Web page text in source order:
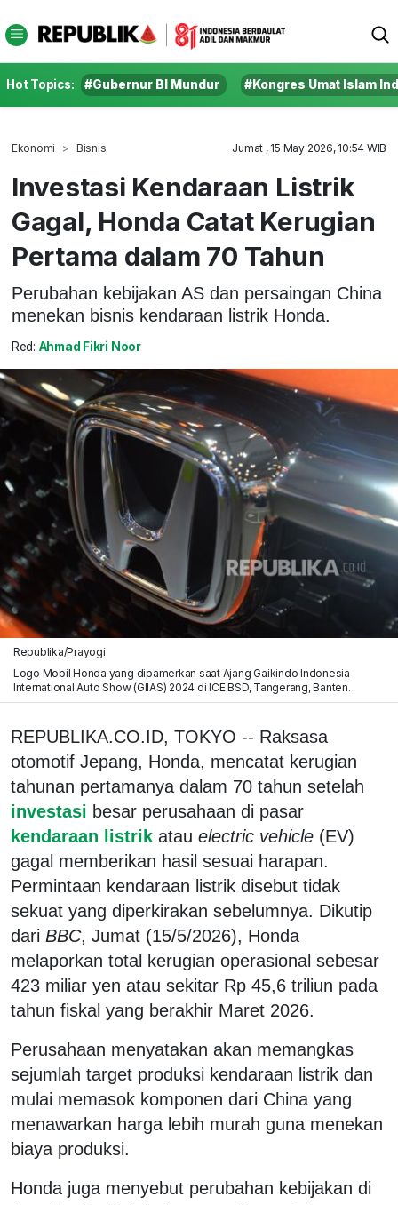
Hot Topics: #Gubernur BI Mundur #Kongres Umat Islam
Ekonomi Bisnis Jumat , 15 May 2026, 10:54 WIB
Investasi Kendaraan Listrik
Gagal, Honda Catat Kerugian
Pertama dalam 70 Tahun
Perubahan kebijakan AS dan persaingan China
menekan bisnis kendaraan listrik Honda.
Red: Ahmad Fikri Noor
Republika/Prayogi
Logo Mobil Honda yang dipamerkan saat Ajang Gaikindo Indonesia
International Auto Show (GIIAS) 2024 di ICE BSD, Tangerang, Banten.
REPUBLIKA.CO.ID, TOKYO -- Raksasa
otomotif Jepang, Honda, mencatat kerugian
tahunan pertamanya dalam 70 tahun setelah
investasi besar perusahaan di pasar
kendaraan listrik atau electric vehicle (EV)
gagal memberikan hasil sesuai harapan.
Permintaan kendaraan listrik disebut tidak
sekuat yang diperkirakan sebelumnya. Dikutip
dari BBC, Jumat (15/5/2026), Honda
melaporkan total kerugian operasional sebesar
423 miliar yen atau sekitar Rp 45,6 triliun pada
tahun fiskal yang berakhir Maret 2026.
Perusahaan menyatakan akan memangkas
sejumlah target produksi kendaraan listrik dan
mulai memasok komponen dari China yang
menawarkan harga lebih murah guna menekan
biaya produksi.
Honda juga menyebut perubahan kebijakan di